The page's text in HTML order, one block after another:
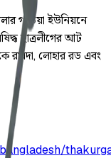
গড়েয়া ইউনিয়নে
ছাত্রলীগের আট
রামদা, লোহার রড এবং